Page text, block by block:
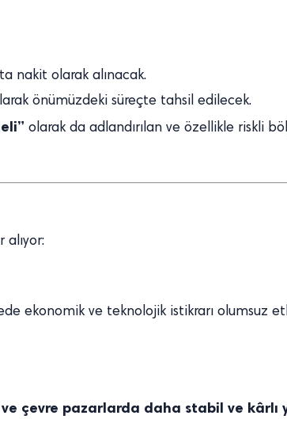
nakit olarak alınacak.
önümüzdeki süreçte tahsil edilecek.
olarak da adlandırılan ve özellikle riskli
alıyor:
ekonomik ve teknolojik istikrarı olumsuz
çevre pazarlarda daha stabil ve kârlı